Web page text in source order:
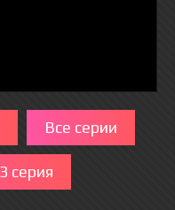
Все серии
серия